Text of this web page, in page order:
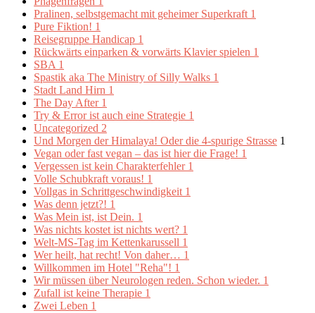
Pralinen, selbstgemacht mit geheimer Superkraft 1
Pure Fiktion! 1
Reisegruppe Handicap 1
Rückwärts einparken & vorwärts Klavier spielen 1
SBA 1
Spastik aka The Ministry of Silly Walks 1
Stadt Land Hirn 1
The Day After 1
Try & Error ist auch eine Strategie 1
Uncategorized 2
Und Morgen der Himalaya! Oder die 4-spurige Strasse 1
Vegan oder fast vegan – das ist hier die Frage! 1
Vergessen ist kein Charakterfehler 1
Volle Schubkraft voraus! 1
Vollgas in Schrittgeschwindigkeit 1
Was denn jetzt?! 1
Was Mein ist, ist Dein. 1
Was nichts kostet ist nichts wert? 1
Welt-MS-Tag im Kettenkarussell 1
Wer heilt, hat recht! Von daher… 1
Willkommen im Hotel "Reha"! 1
Wir müssen über Neurologen reden. Schon wieder. 1
Zufall ist keine Therapie 1
Zwei Leben 1